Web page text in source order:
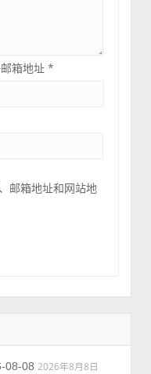
箱地址*
邮箱地址和网站地
08-08 2026年8月8日